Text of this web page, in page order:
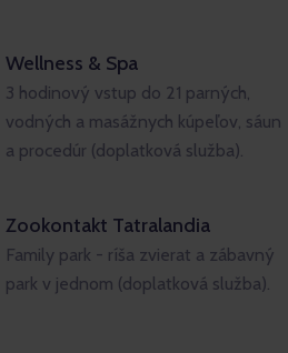
Wellness & Spa
3 hodinový vstup do 21 parných,
vodných a masážnych kúpeľov, sáun
a procedúr (doplatková služba).
Zookontakt Tatralandia
Family park - ríša zvierat a zábavný
park v jednom (doplatková služba).